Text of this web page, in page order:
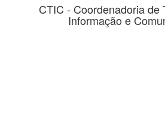
CTIC - Coordenadoria de
Informação e